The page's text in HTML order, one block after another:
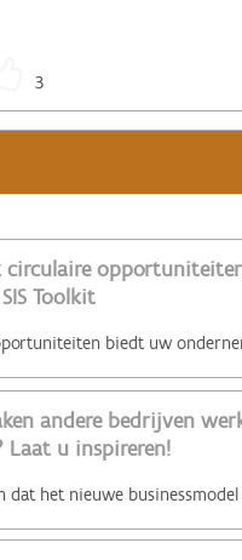
3
circulaire
Toolkit
andere bedrijven
Laat u inspireren!